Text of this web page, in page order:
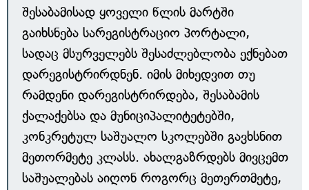
შესაბამისად ყოველი წლის მარტში
გაიხსნება სარეგისტრაციო პორტალი,
სადაც მსურველებს შესაძლებლობა ექნებათ
დარეგისტრირდნენ. იმის მიხედვით თუ
რამდენი დარეგისტრირდება, შესაბამის
ქალაქებსა და მუნიციპალიტეტებში,
კონკრეტულ საშუალო სკოლებში გავხსნით
მეთორმეტე კლასს. ახალგაზრდებს მივცემთ
საშუალებას აიღონ როგორც მეთერთმეტე,